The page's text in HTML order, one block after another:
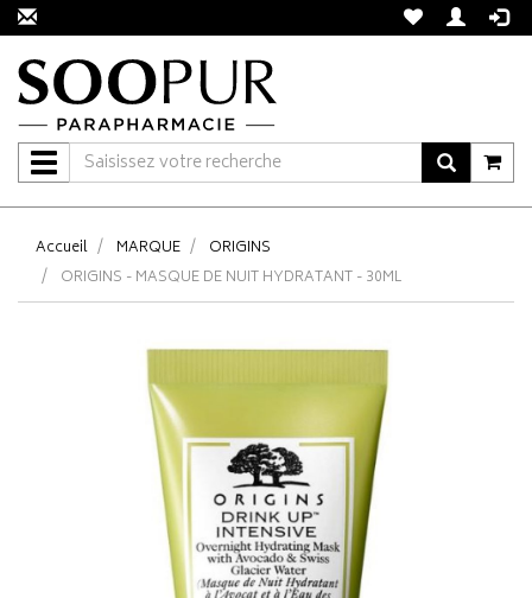
Navigation
Accueil MARQUE
ORIGINS
ORIGINS - MASQUE DE NUIT HYDRATANT - 30ML